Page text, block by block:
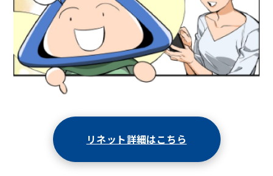
リネット詳細はこちら